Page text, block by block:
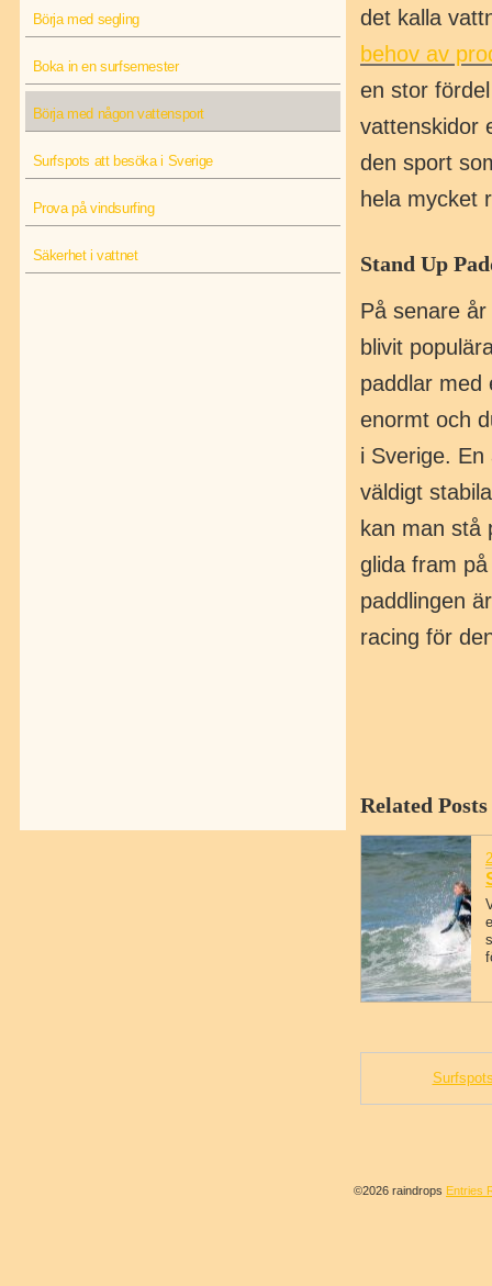
det kalla
behov av
en stor
vattenskidor
den sport
hela mycket
Stand Up
På senare
blivit
paddlar med
enormt och
i Sverige.
väldigt
kan man stå
glida fram
paddlingen
racing för
Related Posts
Börja med segling
Boka in en surfsemester
Börja med någon vattensport
Surfspots att besöka i Sverige
Prova på vindsurfing
Säkerhet i vattnet
©2026 raindrops Entries